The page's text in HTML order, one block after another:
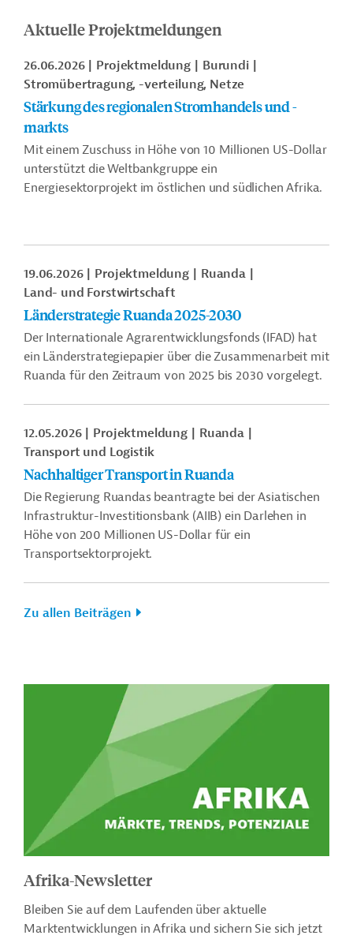
Aktuelle Projektmeldungen
26.06.2026 Projektmeldung
Burundi
Stromübertragung, -verteilung, Netze
Stärkung des regionalen Stromhandels und -
markts
Mit einem Zuschuss in Höhe von 10 Millionen US-Dollar
unterstützt die Weltbankgruppe ein
Energiesektorprojekt im östlichen und südlichen Afrika.
19.06.2026 Projektmeldung
Ruanda
Land- und Forstwirtschaft
Länderstrategie Ruanda 2025-2030
Der Internationale Agrarentwicklungsfonds (IFAD) hat
ein Länderstrategiepapier über die Zusammenarbeit mit
Ruanda für den Zeitraum von 2025 bis 2030 vorgelegt.
12.05.2026 Projektmeldung
Ruanda
Transport und Logistik
Nachhaltiger Transport in Ruanda
Die Regierung Ruandas beantragte bei der Asiatischen
Infrastruktur-Investitionsbank (AIIB) ein Darlehen in
Höhe von 200 Millionen US-Dollar für ein
Transportsektorprojekt.
Zu allen Beiträgen
Afrika-Newsletter
Bleiben Sie auf dem Laufenden über aktuelle
Marktentwicklungen in Afrika und sichern Sie sich jetzt